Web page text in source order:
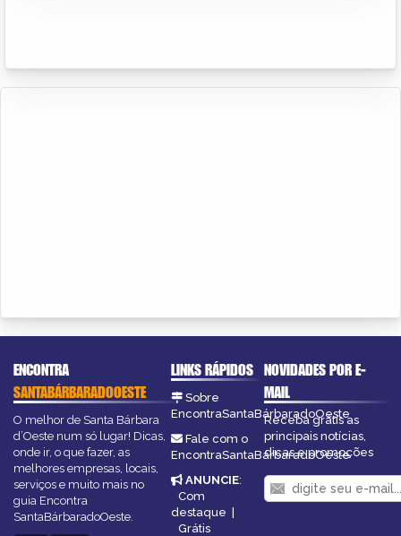
ENCONTRA
SANTABÁRBARADOOESTE
O melhor de Santa Bárbara
d’Oeste num só lugar! Dicas,
onde ir, o que fazer, as
melhores empresas, locais,
serviços e muito mais no
guia Encontra
SantaBárbaradoOeste.
LINKS RÁPIDOS
Sobre
EncontraSantaBárbaradoOeste
Fale com o
EncontraSantaBárbaradoOeste
ANUNCIE:
Com
destaque |
Grátis
NOVIDADES POR E-
MAIL
Receba grátis as
principais notícias,
dicas e promoções